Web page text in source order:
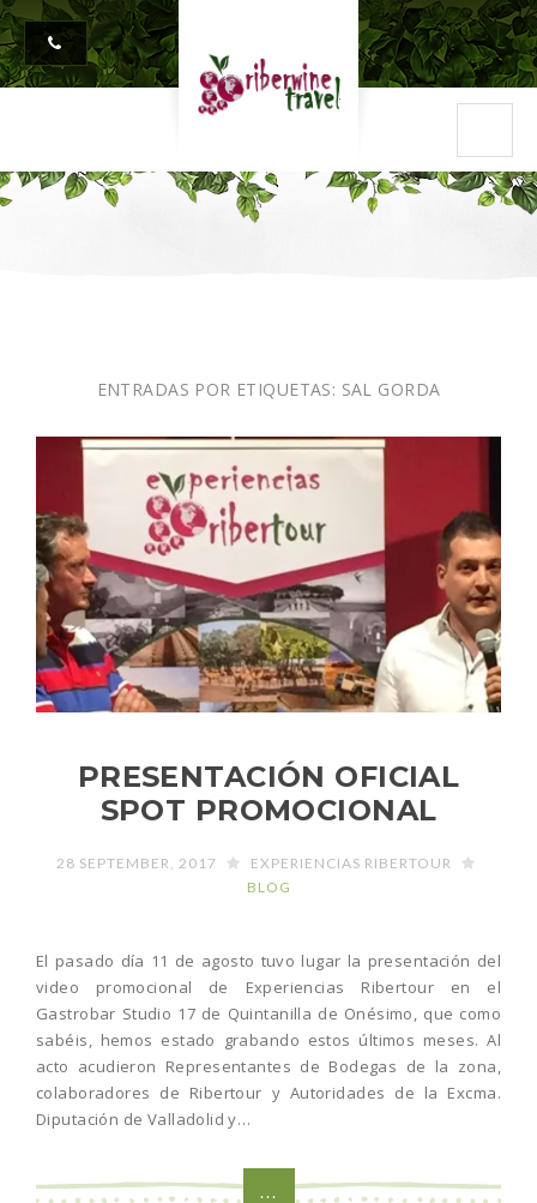
ENTRADAS POR ETIQUETAS: SAL GORDA
PRESENTACIÓN OFICIAL
SPOT PROMOCIONAL
28 SEPTEMBER, 2017
EXPERIENCIAS RIBERTOUR
BLOG
El pasado día 11 de agosto tuvo lugar la presentación del
video promocional de Experiencias Ribertour en el
Gastrobar Studio 17 de Quintanilla de Onésimo, que como
sabéis, hemos estado grabando estos últimos meses. Al
acto acudieron Representantes de Bodegas de la zona,
colaboradores de Ribertour y Autoridades de la Excma.
Diputación de Valladolid y…
...